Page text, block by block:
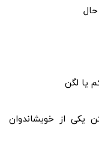
یا لگن
یکی از خویشاندوان